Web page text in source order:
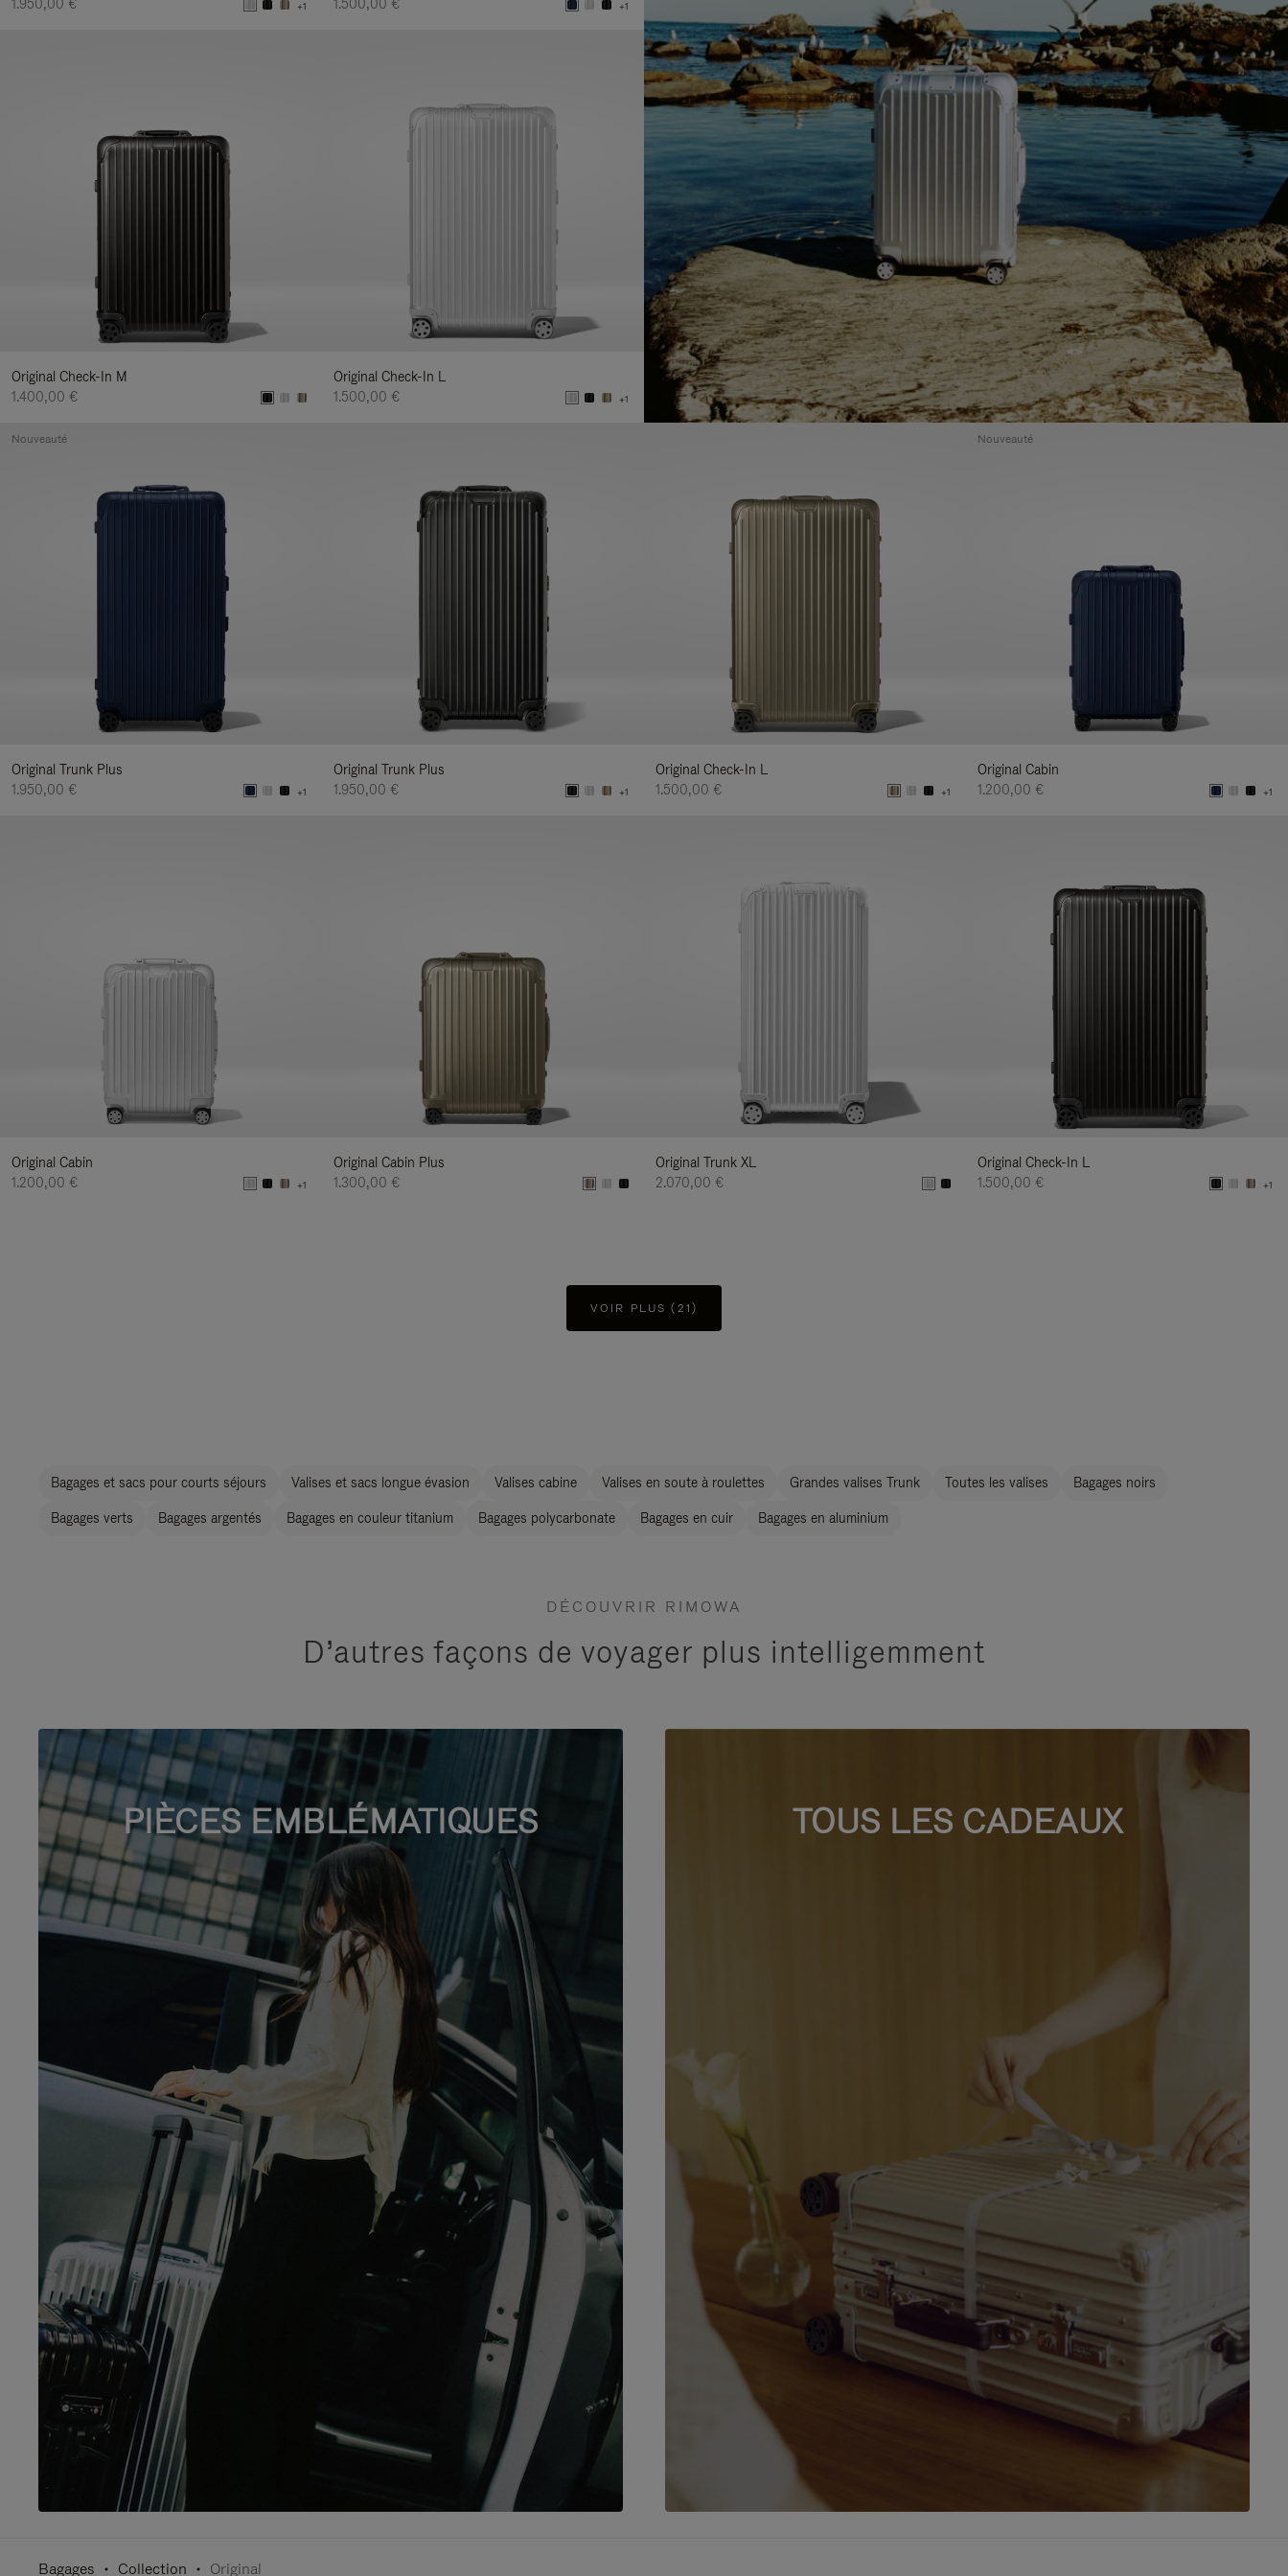
1.950,00 €
+1
1.500,00 €
+1
Original Check-In M
1.400,00 €
Original Check-In L
1.500,00 €
+1
Original Trunk Plus
1.950,00 €
+1
Nouveauté
Original Trunk Plus
1.950,00 €
+1
Original Check-In L
1.500,00 €
+1
Original Cabin
1.200,00 €
+1
Nouveauté
Original Cabin
1.200,00 €
+1
Original Cabin Plus
1.300,00 €
Original Trunk XL
2.070,00 €
Original Check-In L
1.500,00 €
+1
VOIR PLUS (21)
Bagages et sacs pour courts séjours Valises et sacs longue évasion Valises cabine Valises en soute à roulettes Grandes valises Trunk Toutes les valises Bagages noirs
Bagages verts Bagages argentés Bagages en couleur titanium Bagages polycarbonate Bagages en cuir Bagages en aluminium
DÉCOUVRIR RIMOWA
D’autres façons de voyager plus intelligemment
PIÈCES EMBLÉMATIQUES TOUS LES CADEAUX
Bagages Collection Original